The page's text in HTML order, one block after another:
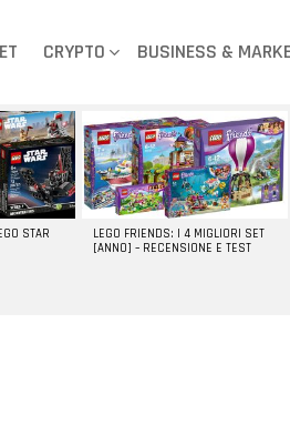
CRYPTO BUSINESS &
STAR
LEGO FRIENDS: I 4 MIGLIORI SET
[ANNO] – RECENSIONE E TEST